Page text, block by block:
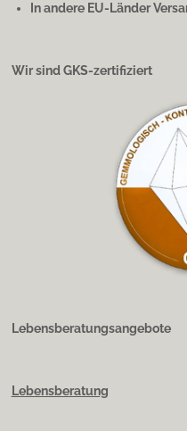
In andere EU-Länder
Wir sind GKS-zertifiziert
Lebensberatungsangebote
Lebensberatung